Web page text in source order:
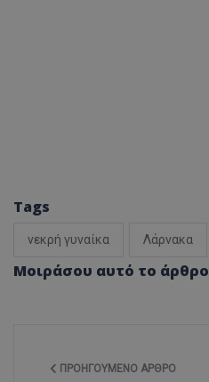
Tags
νεκρή γυναίκα Λάρνακα
Μοιράσου αυτό το άρθρο
ΠΡΟΗΓΟΎΜΕΝΟ ΆΡΘΡΟ